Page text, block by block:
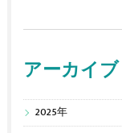
アーカイブ
2025年